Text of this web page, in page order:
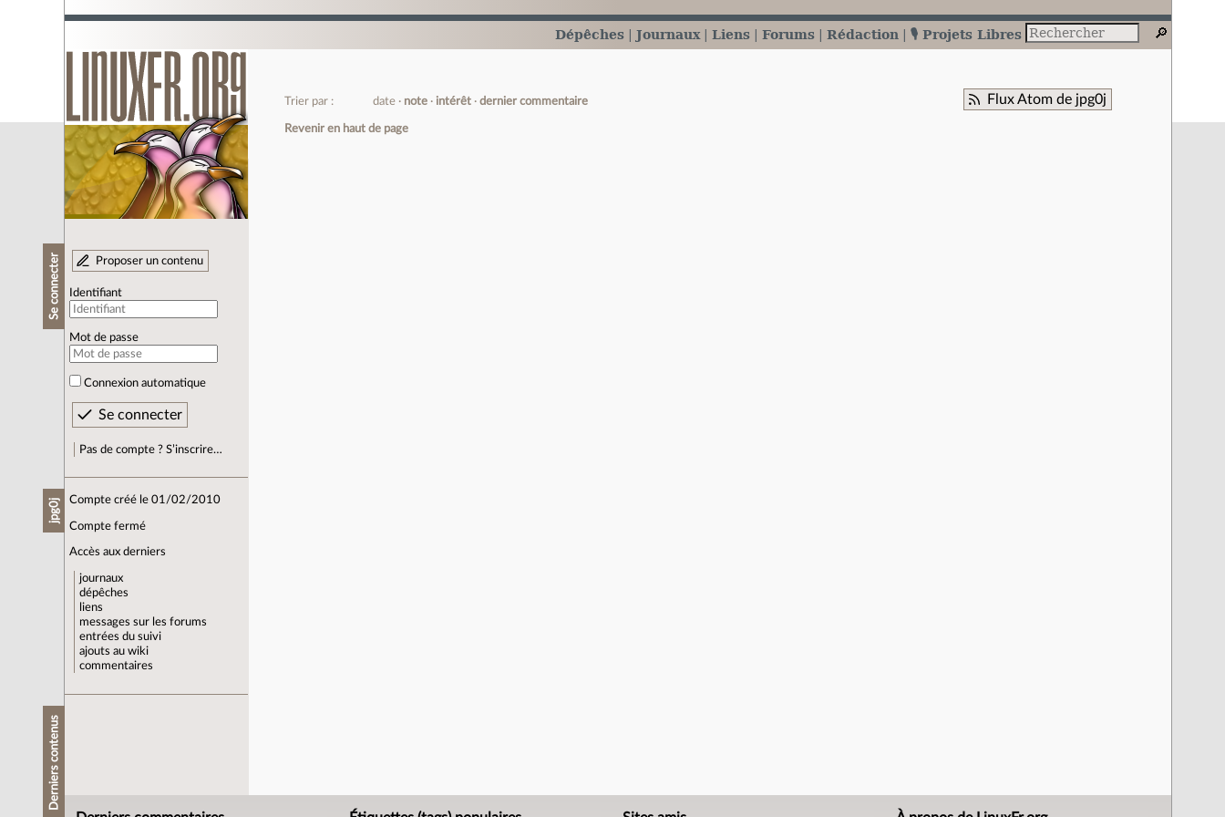
Dépêches Journaux Liens Forums Rédaction 🎙️ Projets Libres
Se connecter Proposer un contenu
Identifiant
Mot de passe
Connexion automatique
Pas de compte ? S’inscrire…
jpg0j Compte créé le 01/02/2010
Compte fermé
Accès aux derniers
journaux
dépêches
liens
messages sur les forums
entrées du suivi
ajouts au wiki
commentaires
Derniers contenus
Flux Atom de jpg0j
Trier par : date note intérêt dernier commentaire
Revenir en haut de page